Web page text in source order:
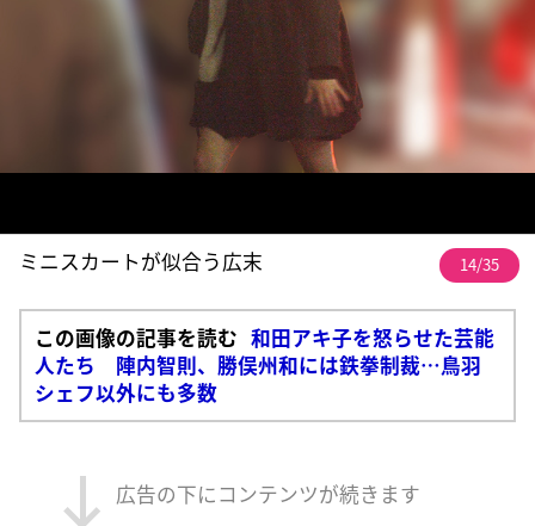
ミニスカートが似合う広末 14/35
この画像の記事を読む 和田アキ子を怒らせた芸能
人たち 陣内智則、勝俣州和には鉄拳制裁…鳥羽
シェフ以外にも多数
広告の下にコンテンツが続きます